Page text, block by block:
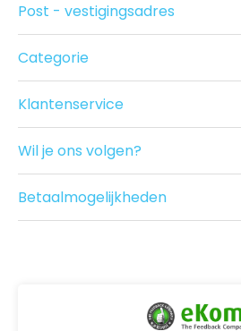
Post - vestigingsadres
Categorie
Seksspeeltjes
Acties
Drogist
Nieuwe producten
Klantenservice
Betalen
Bezorgen
Recensies
Wil je ons volgen?
Betaalmogelijkheden